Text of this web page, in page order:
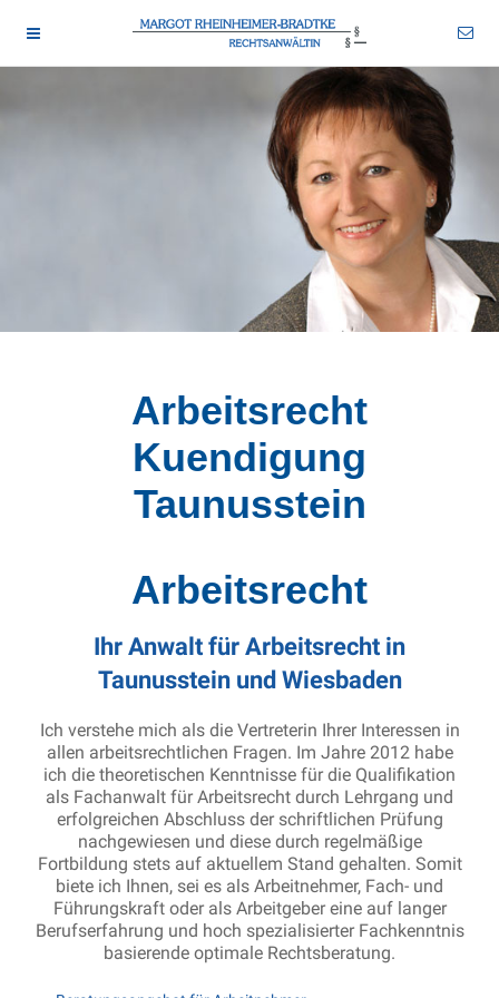
Arbeitsrecht
Kuendigung
Taunusstein
Arbeitsrecht
Ihr Anwalt für Arbeitsrecht in
Taunusstein und Wiesbaden
Ich verstehe mich als die Vertreterin Ihrer Interessen in
allen arbeitsrechtlichen Fragen. Im Jahre 2012 habe
ich die theoretischen Kenntnisse für die Qualifikation
als Fachanwalt für Arbeitsrecht durch Lehrgang und
erfolgreichen Abschluss der schriftlichen Prüfung
nachgewiesen und diese durch regelmäßige
Fortbildung stets auf aktuellem Stand gehalten. Somit
biete ich Ihnen, sei es als Arbeitnehmer, Fach- und
Führungskraft oder als Arbeitgeber eine auf langer
Berufserfahrung und hoch spezialisierter Fachkenntnis
basierende optimale Rechtsberatung.
rhbr-tstn 2026-08-06wid-13drtm-bns 2026-08-06